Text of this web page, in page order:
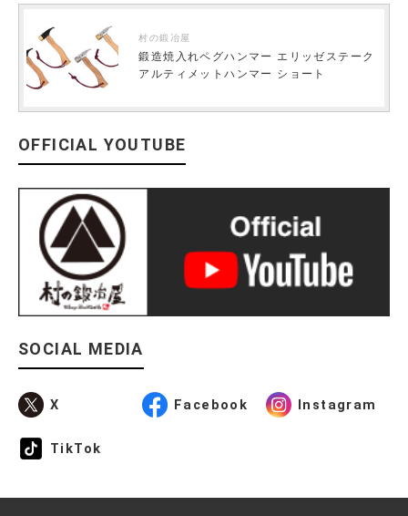
村の鍛冶屋
鍛造焼入れペグハンマー エリッゼステーク
アルティメットハンマー ショート
OFFICIAL YOUTUBE
SOCIAL MEDIA
X Facebook Instagram
TikTok